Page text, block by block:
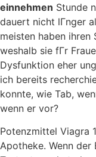
einnehmen Stunde
dauert nicht lГnger
meisten haben ihren
weshalb sie fГr
Dysfunktion eher
ich bereits
konnte, wie Tab,
wenn er vor?
Potenzmittel Viagra
Apotheke. Wenn der